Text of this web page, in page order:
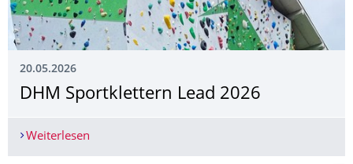
20.05.2026
DHM Sportklettern Lead 2026
Weiterlesen